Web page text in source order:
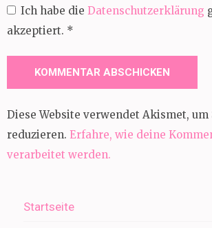
Ich habe die Datenschutzerklärung
akzeptiert. *
Diese Website verwendet Akismet, um
reduzieren. Erfahre, wie deine
verarbeitet werden.
Startseite